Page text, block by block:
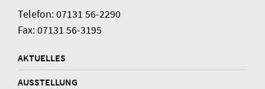
Telefon: 07131 56-2290
Fax: 07131 56-3195
AKTUELLES
AUSSTELLUNG